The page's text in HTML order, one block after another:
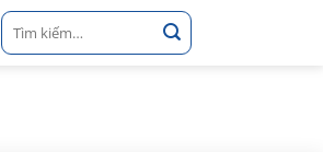
Tìm
kiếm: